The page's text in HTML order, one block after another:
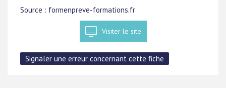
Source : formenpreve-formations.fr
Visiter le site